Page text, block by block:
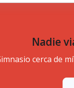
Nadie
cerca de